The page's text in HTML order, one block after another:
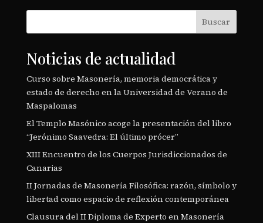
Buscar
Noticias de actualidad
Curso sobre Masonería, memoria democrática y
estado de derecho en la Universidad de Verano de
Maspalomas
El Templo Masónico acoge la presentación del libro
“Jerónimo Saavedra: El último prócer”
XIII Encuentro de los Cuerpos Jurisdiccionados de
Canarias
II Jornadas de Masonería Filosófica: razón, símbolo y
libertad como espacio de reflexión contemporánea
Clausura del II Diploma de Experto en Masonería